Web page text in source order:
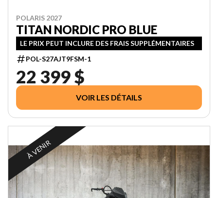
POLARIS 2027
TITAN NORDIC PRO BLUE
LE PRIX PEUT INCLURE DES FRAIS SUPPLÉMENTAIRES
POL-S27AJT9FSM-1
22 399 $
VOIR LES DÉTAILS
À VENIR